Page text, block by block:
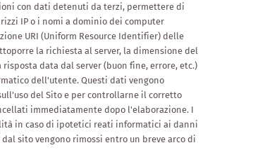
GUSTO
Degustazioni di vini con Dominik
Dal nostro orto
Serate barbecue
con dati detenuti da terzi, permettere di
IP o i nomi a dominio dei computer
URI (Uniform Resource Identifier) delle
la richiesta al server, la dimensione del
data dal server (buon fine, errore, etc.)
dell'utente. Questi dati vengono
del Sito e per controllarne il corretto
immediatamente dopo l'elaborazione. I
in caso di ipotetici reati informatici ai danni
sito vengono rimossi entro un breve arco di